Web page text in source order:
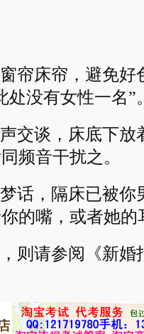
帘床帘，避免
处没有女性一名”
交谈，床底下
频音干扰之。
话，隔床已被
的嘴，或者她的
则请参阅《新婚